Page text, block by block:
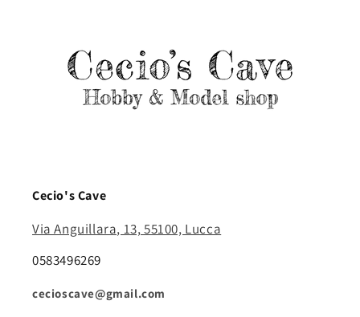
Cecio's Cave
Via Anguillara, 13, 55100, Lucca
0583496269
cecioscave@gmail.com